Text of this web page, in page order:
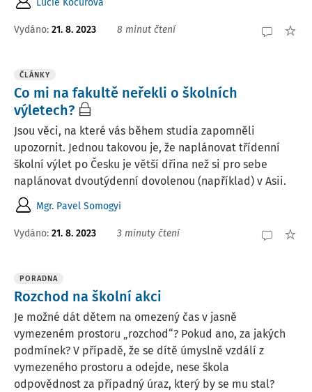
Lucie Kocurová
Vydáno: 21. 8. 2023 8 minut čtení
ČLÁNKY
Co mi na fakultě neřekli o školních
výletech?
Jsou věci, na které vás během studia zapomněli
upozornit. Jednou takovou je, že naplánovat třídenní
školní výlet po Česku je větší dřina než si pro sebe
naplánovat dvoutýdenní dovolenou (například) v Asii.
Mgr. Pavel Somogyi
Vydáno: 21. 8. 2023 3 minuty čtení
PORADNA
Rozchod na školní akci
Je možné dát dětem na omezený čas v jasně
vymezeném prostoru „rozchod“? Pokud ano, za jakých
podmínek? V případě, že se dítě úmyslně vzdálí z
vymezeného prostoru a odejde, nese škola
odpovědnost za případný úraz, který by se mu stal?